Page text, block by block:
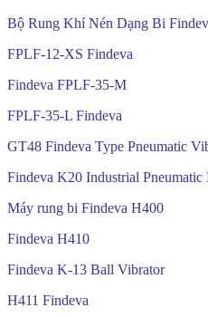
Bộ Rung Khí Nén Dạng Bi
FPLF-12-XS Findeva
Findeva FPLF-35-M
FPLF-35-L Findeva
GT48 Findeva Type Pneumatic
Findeva K20 Industrial
Máy rung bi Findeva H400
Findeva H410
Findeva K-13 Ball Vibrator
H411 Findeva